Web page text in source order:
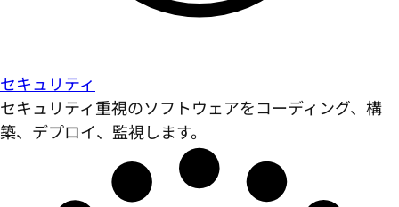
セキュリティ
セキュリティ重視のソフトウェアをコーディング、構
築、デプロイ、監視します。